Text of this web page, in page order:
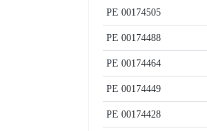
PE 00174505
PE 00174488
PE 00174464
PE 00174449
PE 00174428